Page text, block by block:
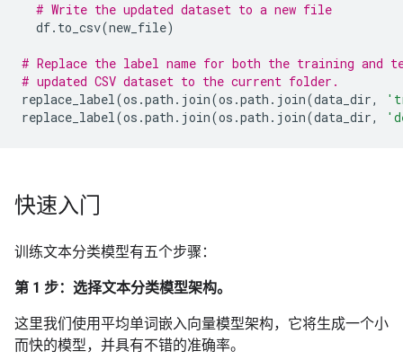
# Write the updated dataset to a new file
df. to_csv(new_file)
# Replace the label name for both the training and
# updated CSV dataset to the current folder.
replace_label(os .path . join(os .path . join(data_dir,
replace_label(os .path . join(os .path . join(data_dir,
快速入门
训练文本分类模型有五个步骤：
第 1 步：选择文本分类模型架构。
这里我们使用平均单词嵌入向量模型架构，它将生成一个小
而快的模型，并具有不错的准确率。